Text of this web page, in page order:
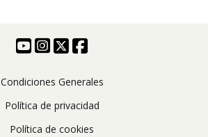
Condiciones Generales
Política de privacidad
Política de cookies